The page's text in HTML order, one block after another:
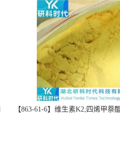
【863-61-6】维生素K2;四烯甲萘